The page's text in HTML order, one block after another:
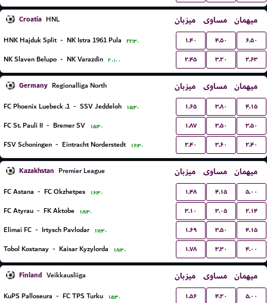
Croatia HNL میزبان مساوی میهمان
HNK Hajduk Split - NK Istra 1961 Pula ۲۲:۳۰ ۱.۴۰ ۴.۵۰ ۶.۵۰
NK Slaven Belupo - NK Varazdin ۲۰:۰۰ ۲.۴۵ ۳.۲۰ ۲.۶۳
Germany Regionalliga North میزبان مساوی میهمان
1. FC Phoenix Luebeck - SSV Jeddeloh ۱۵:۳۰ ۱.۶۵ ۳.۸۰ ۴.۱۵
FC St. Pauli II - Bremer SV ۱۵:۳۰ ۱.۸۷ ۳.۵۰ ۳.۵۰
FSV Schoningen - Eintracht Norderstedt ۱۶:۳۰ ۲.۴۰ ۳.۶۰ ۲.۴۰
Kazakhstan Premier League میزبان مساوی میهمان
FC Astana - FC Okzhetpes ۱۶:۳۰ ۱.۴۸ ۴.۱۵ ۵.۰۰
FC Atyrau - FK Aktobe ۱۸:۳۰ ۳.۱۰ ۳.۰۵ ۲.۱۴
Elimai FC - Irtysch Pavlodar ۱۷:۳۰ ۱.۶۹ ۳.۵۰ ۴.۱۵
Tobol Kostanay - Kaisar Kyzylorda ۱۸:۳۰ ۱.۷۸ ۳.۳۰ ۴.۰۰
Finland Veikkausliiga میزبان مساوی میهمان
KuPS Palloseura - FC TPS Turku ۱۵:۳۰ ۱.۵۶ ۴.۲۰ ۵.۰۰